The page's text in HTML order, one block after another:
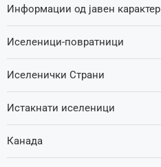
Информации од јавен карактер
Иселеници-повратници
Иселенички Страни
Истакнати иселеници
Канада